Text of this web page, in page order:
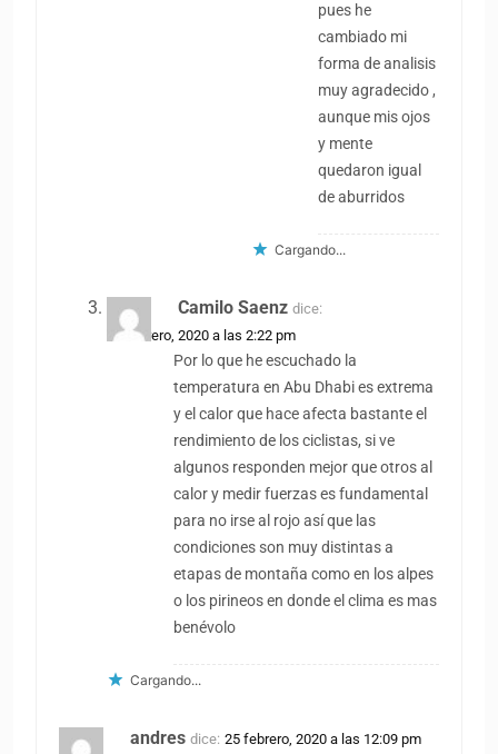
pues he
cambiado mi
forma de analisis
muy agradecido ,
aunque mis ojos
y mente
quedaron igual
de aburridos
Cargando...
Camilo Saenz dice:
25 febrero, 2020 a las 2:22 pm
Por lo que he escuchado la
temperatura en Abu Dhabi es extrema
y el calor que hace afecta bastante el
rendimiento de los ciclistas, si ve
algunos responden mejor que otros al
calor y medir fuerzas es fundamental
para no irse al rojo así que las
condiciones son muy distintas a
etapas de montaña como en los alpes
o los pirineos en donde el clima es mas
benévolo
Cargando...
andres dice: 25 febrero, 2020 a las 12:09 pm